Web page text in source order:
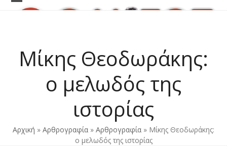
Skip
Open
menu
Close
menu
Μίκης Θεοδωράκης:
ο μελωδός της
ιστορίας
Αρχική » Αρθρογραφία » Αρθρογραφία » Μίκης Θεοδωράκης:
ο μελωδός της ιστορίας